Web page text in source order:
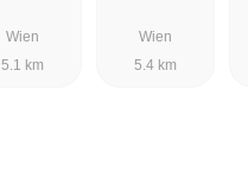
Wien
5.1 km
Wiens
Wien
5.4 km